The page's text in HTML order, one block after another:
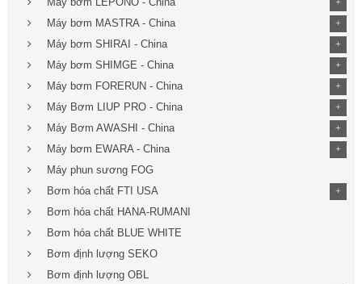
+
Máy bơm MASTRA - China +
Máy bơm SHIRAI - China +
Máy bơm SHIMGE - China +
Máy bơm FORERUN - China +
Máy Bơm LIUP PRO - China +
Máy Bơm AWASHI - China +
Máy bơm EWARA - China +
Máy phun sương FOG
Bơm hóa chất FTI USA
+
Bơm hóa chất HANA-RUMANI
Bơm hóa chất BLUE WHITE
Bơm định lượng SEKO
Bơm định lượng OBL